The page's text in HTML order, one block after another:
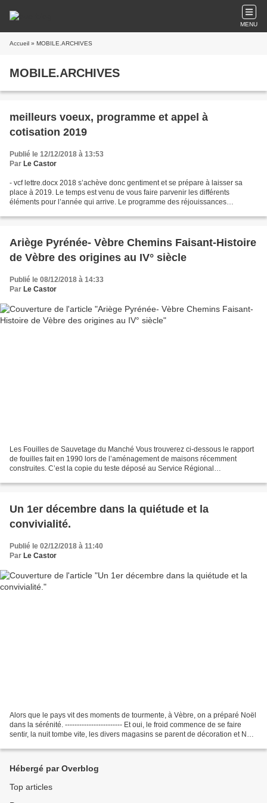
MENU
Accueil » MOBILE.ARCHIVES
MOBILE.ARCHIVES
meilleurs voeux, programme et appel à
cotisation 2019
Publié le 12/12/2018 à 13:53
Par Le Castor
- vcf lettre.docx 2018 s’achève donc gentiment et se prépare à laisser sa
place à 2019. Le temps est venu de vous faire parvenir les différents
éléments pour l’année qui arrive. Le programme des réjouissances
Ariège Pyrénée- Vèbre Chemins Faisant-Histoire
de Vèbre des origines au IV° siècle
Publié le 08/12/2018 à 14:33
Par Le Castor
Les Fouilles de Sauvetage du Manché Vous trouverez ci-dessous le rapport
de fouilles fait en 1990 lors de l’aménagement de maisons récemment
construites. C’est la copie du teste déposé au Service Régional
Un 1er décembre dans la quiétude et la
convivialité.
Publié le 02/12/2018 à 11:40
Par Le Castor
Alors que le pays vit des moments de tourmente, à Vèbre, on a préparé Noël
dans la sérénité. ------------------------ Et oui, le froid commence de se faire
sentir, la nuit tombe vite, les divers magasins se parent de décoration et Noël
Hébergé par Overblog
Top articles